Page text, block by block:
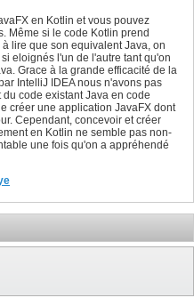
en Kotlin et vous pouvez
Même si le code Kotlin prend
lire que son equivalent Java, on
eloignés l'un de l'autre tant qu'on
Grace à la grande efficacité de la
IntelliJ IDEA nous n'avons pas
code existant Java en code
créer une application JavaFX dont
Cependant, concevoir et créer
en Kotlin ne semble pas non-
une fois qu'on a appréhendé